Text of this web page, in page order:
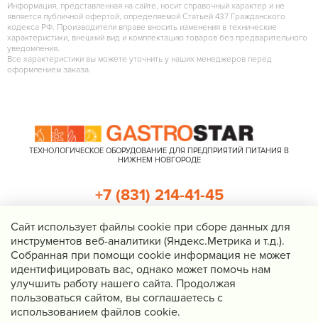
Информация, представленная на сайте, носит справочный характер и не
является публичной офертой, определяемой Статьей 437 Гражданского
кодекса РФ. Производители вправе вносить изменения в технические
характеристики, внешний вид и комплектацию товаров без предварительного
уведомления.
Все характеристики вы можете уточнить у наших менеджеров перед
оформлением заказа.
ТЕХНОЛОГИЧЕСКОЕ ОБОРУДОВАНИЕ ДЛЯ ПРЕДПРИЯТИЙ ПИТАНИЯ В
НИЖНЕМ НОВГОРОДЕ
Нижний Новгород, Казанское шоссе, д. 4, корп. 3, пом. 1
info@gastrostar.ru
Политика конфиденциальности
+7 (831) 214-41-45
Перезвоните мне
Cайт использует файлы cookie при сборе данных для
инструментов веб-аналитики (Яндекс.Метрика и т.д.).
Собранная при помощи cookie информация не может
идентифицировать вас, однако может помочь нам
улучшить работу нашего сайта. Продолжая
пользоваться сайтом, вы соглашаетесь с
использованием файлов cookie.